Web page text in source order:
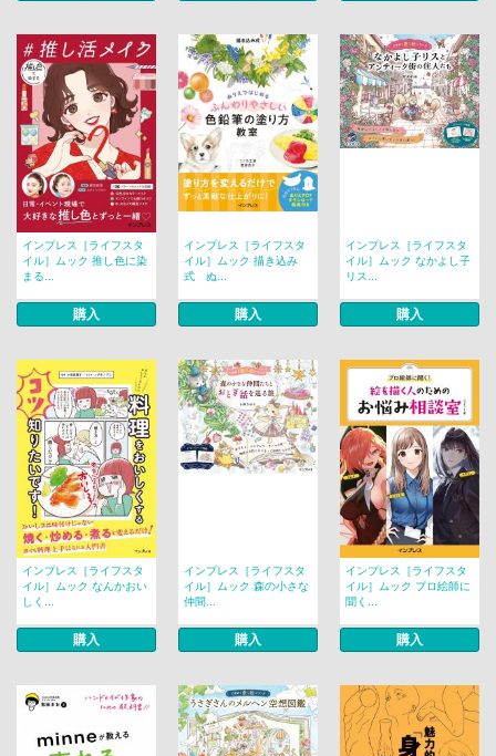
インプレス［ライフスタ
イル］ムック 推し色に染
まる...
購入
インプレス［ライフスタ
イル］ムック 描き込み
式 ぬ...
購入
インプレス［ライフスタ
イル］ムック なかよし子
リス...
購入
インプレス［ライフスタ
イル］ムック なんかおい
しく...
購入
インプレス［ライフスタ
イル］ムック 森の小さな
仲間...
購入
インプレス［ライフスタ
イル］ムック プロ絵師に
聞く...
購入